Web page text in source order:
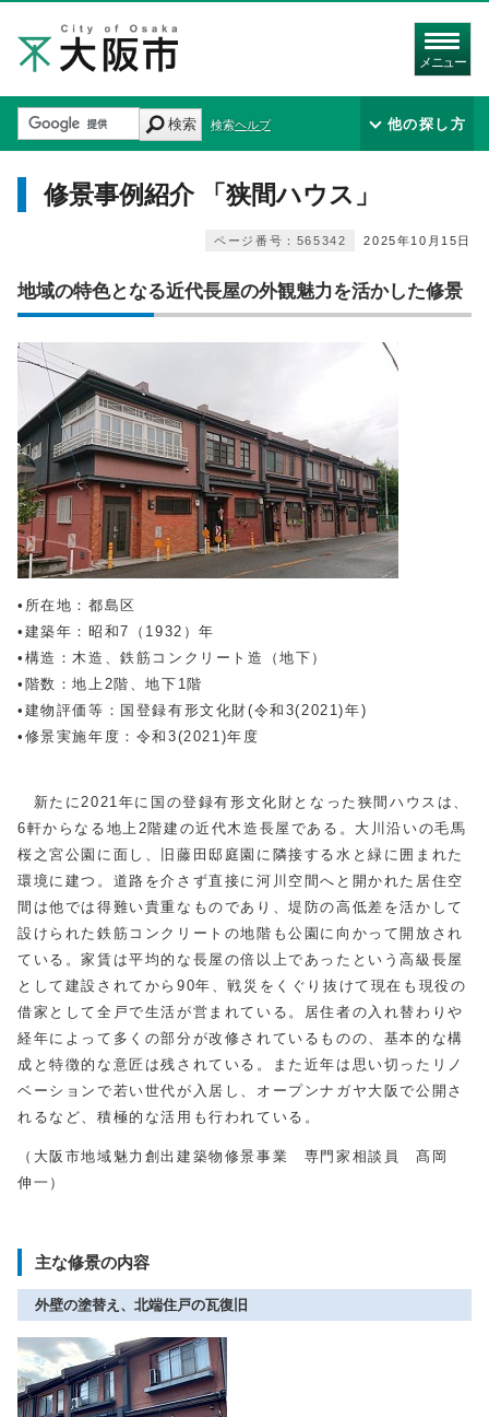
メニュー
検索 検索ヘルプ 他の探し方
修景事例紹介 「狭間ハウス」
2025年10月15日
ページ番号：565342
地域の特色となる近代長屋の外観魅力を活かした修景
•所在地：都島区
•建築年：昭和7（1932）年
•構造：木造、鉄筋コンクリート造（地下）
•階数：地上2階、地下1階
•建物評価等：国登録有形文化財(令和3(2021)年)
•修景実施年度：令和3(2021)年度
新たに2021年に国の登録有形文化財となった狭間ハウスは、
6軒からなる地上2階建の近代木造長屋である。大川沿いの毛馬
桜之宮公園に面し、旧藤田邸庭園に隣接する水と緑に囲まれた
環境に建つ。道路を介さず直接に河川空間へと開かれた居住空
間は他では得難い貴重なものであり、堤防の高低差を活かして
設けられた鉄筋コンクリートの地階も公園に向かって開放され
ている。家賃は平均的な長屋の倍以上であったという高級長屋
として建設されてから90年、戦災をくぐり抜けて現在も現役の
借家として全戸で生活が営まれている。居住者の入れ替わりや
経年によって多くの部分が改修されているものの、基本的な構
成と特徴的な意匠は残されている。また近年は思い切ったリノ
ベーションで若い世代が入居し、オープンナガヤ大阪で公開さ
れるなど、積極的な活用も行われている。
（大阪市地域魅力創出建築物修景事業 専門家相談員 髙岡
伸一）
主な修景の内容
外壁の塗替え、北端住戸の瓦復旧